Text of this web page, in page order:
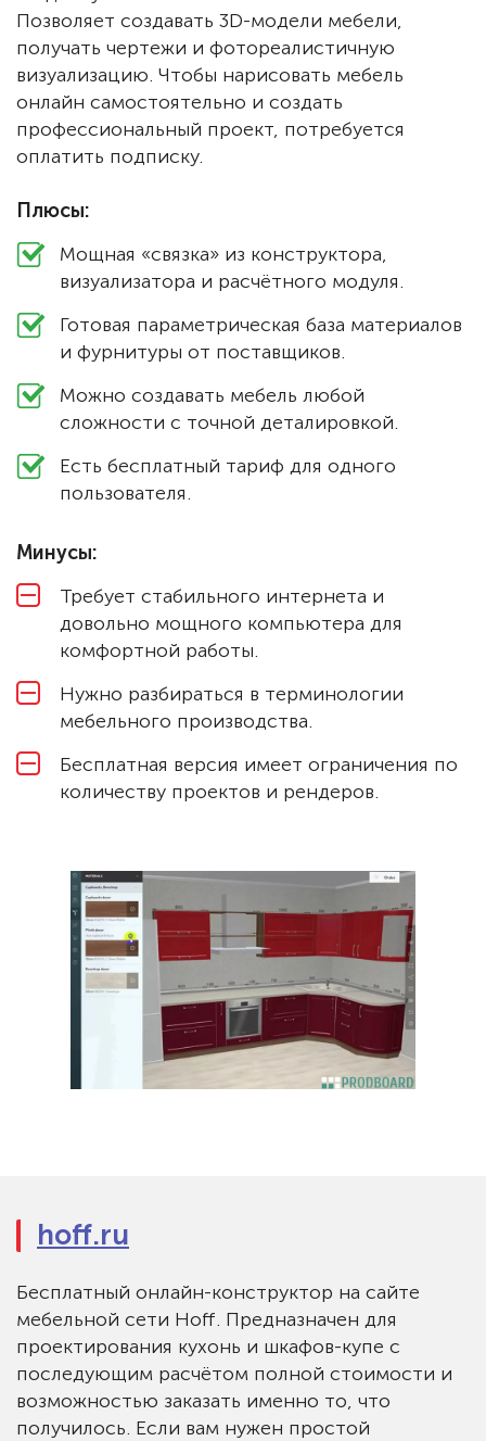
Позволяет создавать 3D-модели мебели,
получать чертежи и фотореалистичную
визуализацию. Чтобы нарисовать мебель
онлайн самостоятельно и создать
профессиональный проект, потребуется
оплатить подписку.
Плюсы:
Мощная «связка» из конструктора,
визуализатора и расчётного модуля.
Готовая параметрическая база материалов
и фурнитуры от поставщиков.
Можно создавать мебель любой
сложности с точной деталировкой.
Есть бесплатный тариф для одного
пользователя.
Минусы:
Требует стабильного интернета и
довольно мощного компьютера для
комфортной работы.
Нужно разбираться в терминологии
мебельного производства.
Бесплатная версия имеет ограничения по
количеству проектов и рендеров.
hoff.ru
Бесплатный онлайн-конструктор на сайте
мебельной сети Hoff. Предназначен для
проектирования кухонь и шкафов-купе с
последующим расчётом полной стоимости и
возможностью заказать именно то, что
получилось. Если вам нужен простой